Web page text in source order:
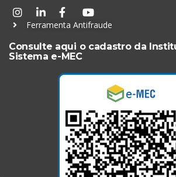
Ferramenta Antifraude
Consulte aqui o cadastro da
Sistema e-MEC